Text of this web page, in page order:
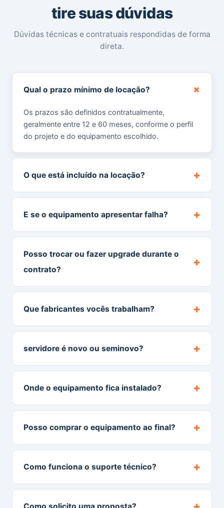
tire suas dúvidas
Dúvidas técnicas e contratuais respondidas de forma
direta.
Qual o prazo mínimo de locação? +
Os prazos são definidos contratualmente,
geralmente entre 12 e 60 meses, conforme o perfil
do projeto e do equipamento escolhido.
O que está incluído na locação? +
E se o equipamento apresentar falha? +
Posso trocar ou fazer upgrade durante o
contrato?
+
Que fabricantes vocês trabalham? +
servidore é novo ou seminovo? +
Onde o equipamento fica instalado? +
Posso comprar o equipamento ao final? +
Como funciona o suporte técnico? +